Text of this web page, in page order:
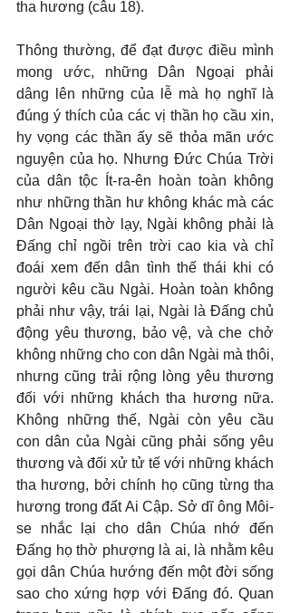
tha hương (câu 18).
Thông thường, để đạt được điều mình
mong ước, những Dân Ngoại phải
dâng lên những của lễ mà họ nghĩ là
đúng ý thích của các vị thần họ cầu xin,
hy vọng các thần ấy sẽ thỏa mãn ước
nguyện của họ. Nhưng Đức Chúa Trời
của dân tộc Ít-ra-ên hoàn toàn không
như những thần hư không khác mà các
Dân Ngoại thờ lạy, Ngài không phải là
Đấng chỉ ngồi trên trời cao kia và chỉ
đoái xem đến dân tình thế thái khi có
người kêu cầu Ngài. Hoàn toàn không
phải như vậy, trái lại, Ngài là Đấng chủ
động yêu thương, bảo vệ, và che chở
không những cho con dân Ngài mà thôi,
nhưng cũng trải rộng lòng yêu thương
đối với những khách tha hương nữa.
Không những thế, Ngài còn yêu cầu
con dân của Ngài cũng phải sống yêu
thương và đối xử tử tế với những khách
tha hương, bởi chính họ cũng từng tha
hương trong đất Ai Cập. Sở dĩ ông Môi-
se nhắc lại cho dân Chúa nhớ đến
Đấng họ thờ phượng là ai, là nhằm kêu
gọi dân Chúa hướng đến một đời sống
sao cho xứng hợp với Đấng đó. Quan